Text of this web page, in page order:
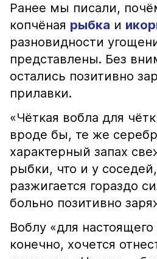
Ранее мы писали,
копчёная рыбка и
разновидности
представлены. Без
остались позитивно
прилавки.
«Чёткая вобла для
вроде бы, те же
характерный запах
рыбки, что и у
разжигается гораздо
больно позитивно
Воблу «для
конечно, хочется